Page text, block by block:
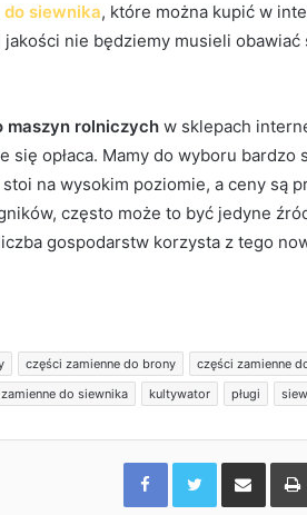
do siewnika, które można kupić w
nie będziemy musieli obawiać
maszyn rolniczych w sklepach
się opłaca. Mamy do wyboru bardzo
na wysokim poziomie, a ceny są
często może to być jedyne
gospodarstw korzysta z tego
części zamienne do brony
części zamienne
do siewnika kultywator pługi
FacebookTwitterUdostępnij maila